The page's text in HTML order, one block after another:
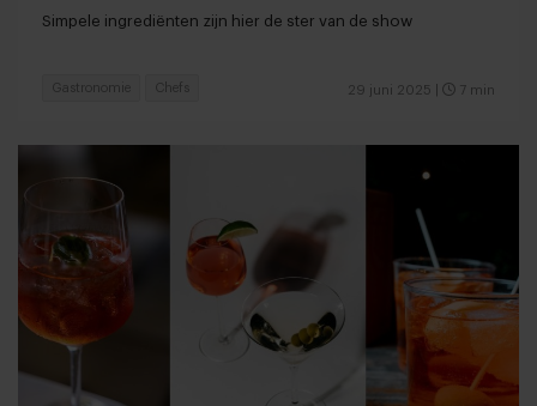
Simpele ingrediënten zijn hier de ster van de show
29 juni 2025 7 min
Gastronomie Chefs